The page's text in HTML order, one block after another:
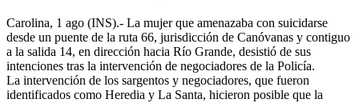
Carolina, 1 ago (INS).- La mujer que amenazaba con suicidarse
desde un puente de la ruta 66, jurisdicción de Canóvanas y contiguo
a la salida 14, en dirección hacia Río Grande, desistió de sus
intenciones tras la intervención de negociadores de la Policía.
La intervención de los sargentos y negociadores, que fueron
identificados como Heredia y La Santa, hicieron posible que la